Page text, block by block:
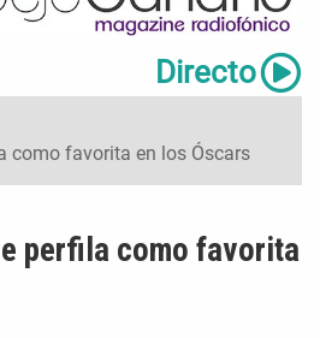
Directo
como favorita en los Óscars
perfila como favorita